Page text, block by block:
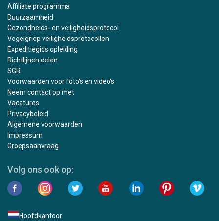
Affiliate programma
Duurzaamheid
Gezondheids- en veiligheidsprotocol
Vogelgriep veiligheidsprotocollen
Expeditiegids opleiding
Richtlijnen delen
SGR
Voorwaarden voor foto's en video's
Neem contact op met
Vacatures
Privacybeleid
Algemene voorwaarden
Impressum
Groepsaanvraag
Volg ons ook op:
Hoofdkantoor